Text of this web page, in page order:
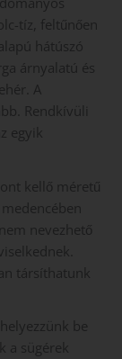
tíz, feltűnően
hátúszó
árnyalatú és
A
Rendkívüli
egyik
kellő méretű
nevezhető
társíthatunk
be
a sügérek